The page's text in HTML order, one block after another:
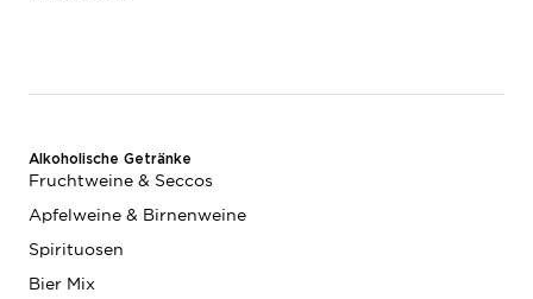
Alkoholische Getränke
Fruchtweine & Seccos
Apfelweine & Birnenweine
Spirituosen
Bier Mix